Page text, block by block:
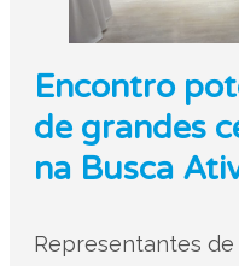
Encontro
de grandes
na Busca
Representantes de